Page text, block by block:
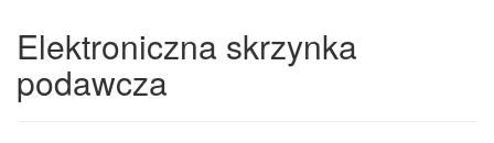
Elektroniczna skrzynka
podawcza